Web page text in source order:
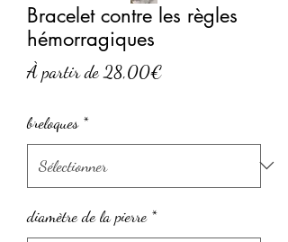
Bracelet contre les règles
hémorragiques
À partir de28,00€
breloques *
diamètre de la pierre *